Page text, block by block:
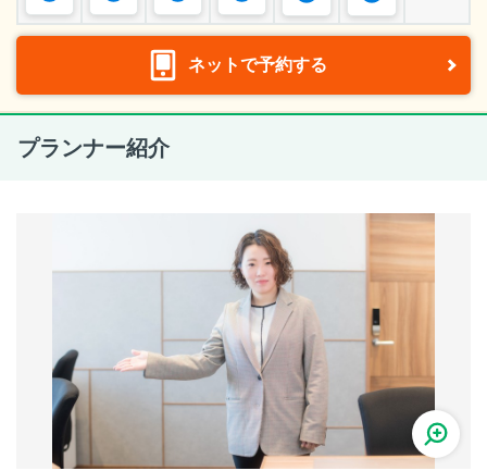
ネットで予約する
プランナー紹介